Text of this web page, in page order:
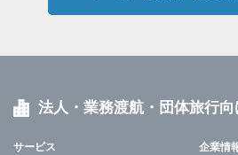
法人・業務渡航・団体旅行
サービス 企業情